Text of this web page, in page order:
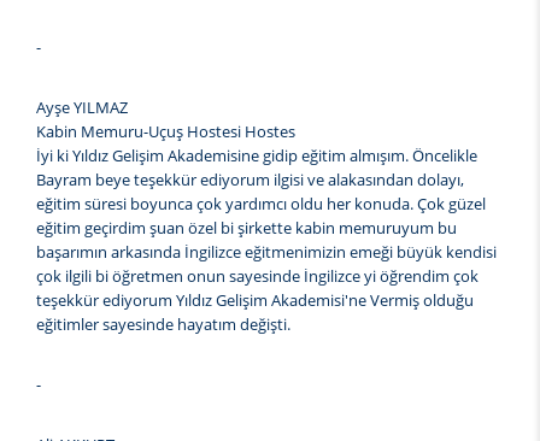
-
Ayşe YILMAZ
Kabin Memuru-Uçuş Hostesi Hostes
İyi ki Yıldız Gelişim Akademisine gidip eğitim almışım. Öncelikle
Bayram beye teşekkür ediyorum ilgisi ve alakasından dolayı,
eğitim süresi boyunca çok yardımcı oldu her konuda. Çok güzel
eğitim geçirdim şuan özel bi şirkette kabin memuruyum bu
başarımın arkasında İngilizce eğitmenimizin emeği büyük kendisi
çok ilgili bi öğretmen onun sayesinde İngilizce yi öğrendim çok
teşekkür ediyorum Yıldız Gelişim Akademisi'ne Vermiş olduğu
eğitimler sayesinde hayatım değişti.
-